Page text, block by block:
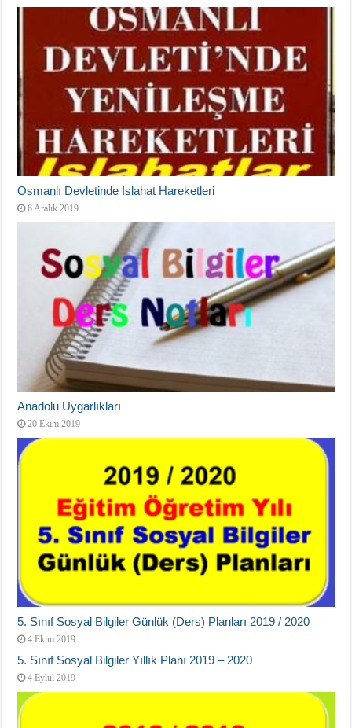
Osmanlı Devletinde Islahat Hareketleri
6 Aralık 2019
Anadolu Uygarlıkları
20 Ekim 2019
5. Sınıf Sosyal Bilgiler Günlük (Ders) Planları 2019 / 2020
4 Ekim 2019
5. Sınıf Sosyal Bilgiler Yıllık Planı 2019 – 2020
4 Eylül 2019